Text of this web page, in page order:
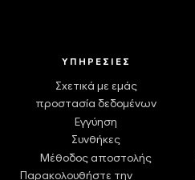
ΥΠΗΡΕΣΊΕΣ
Σχετικά με εμάς
προστασία δεδομένων
Εγγύηση
Συνθήκες
Μέθοδος αποστολής
Παρακολουθήστε την